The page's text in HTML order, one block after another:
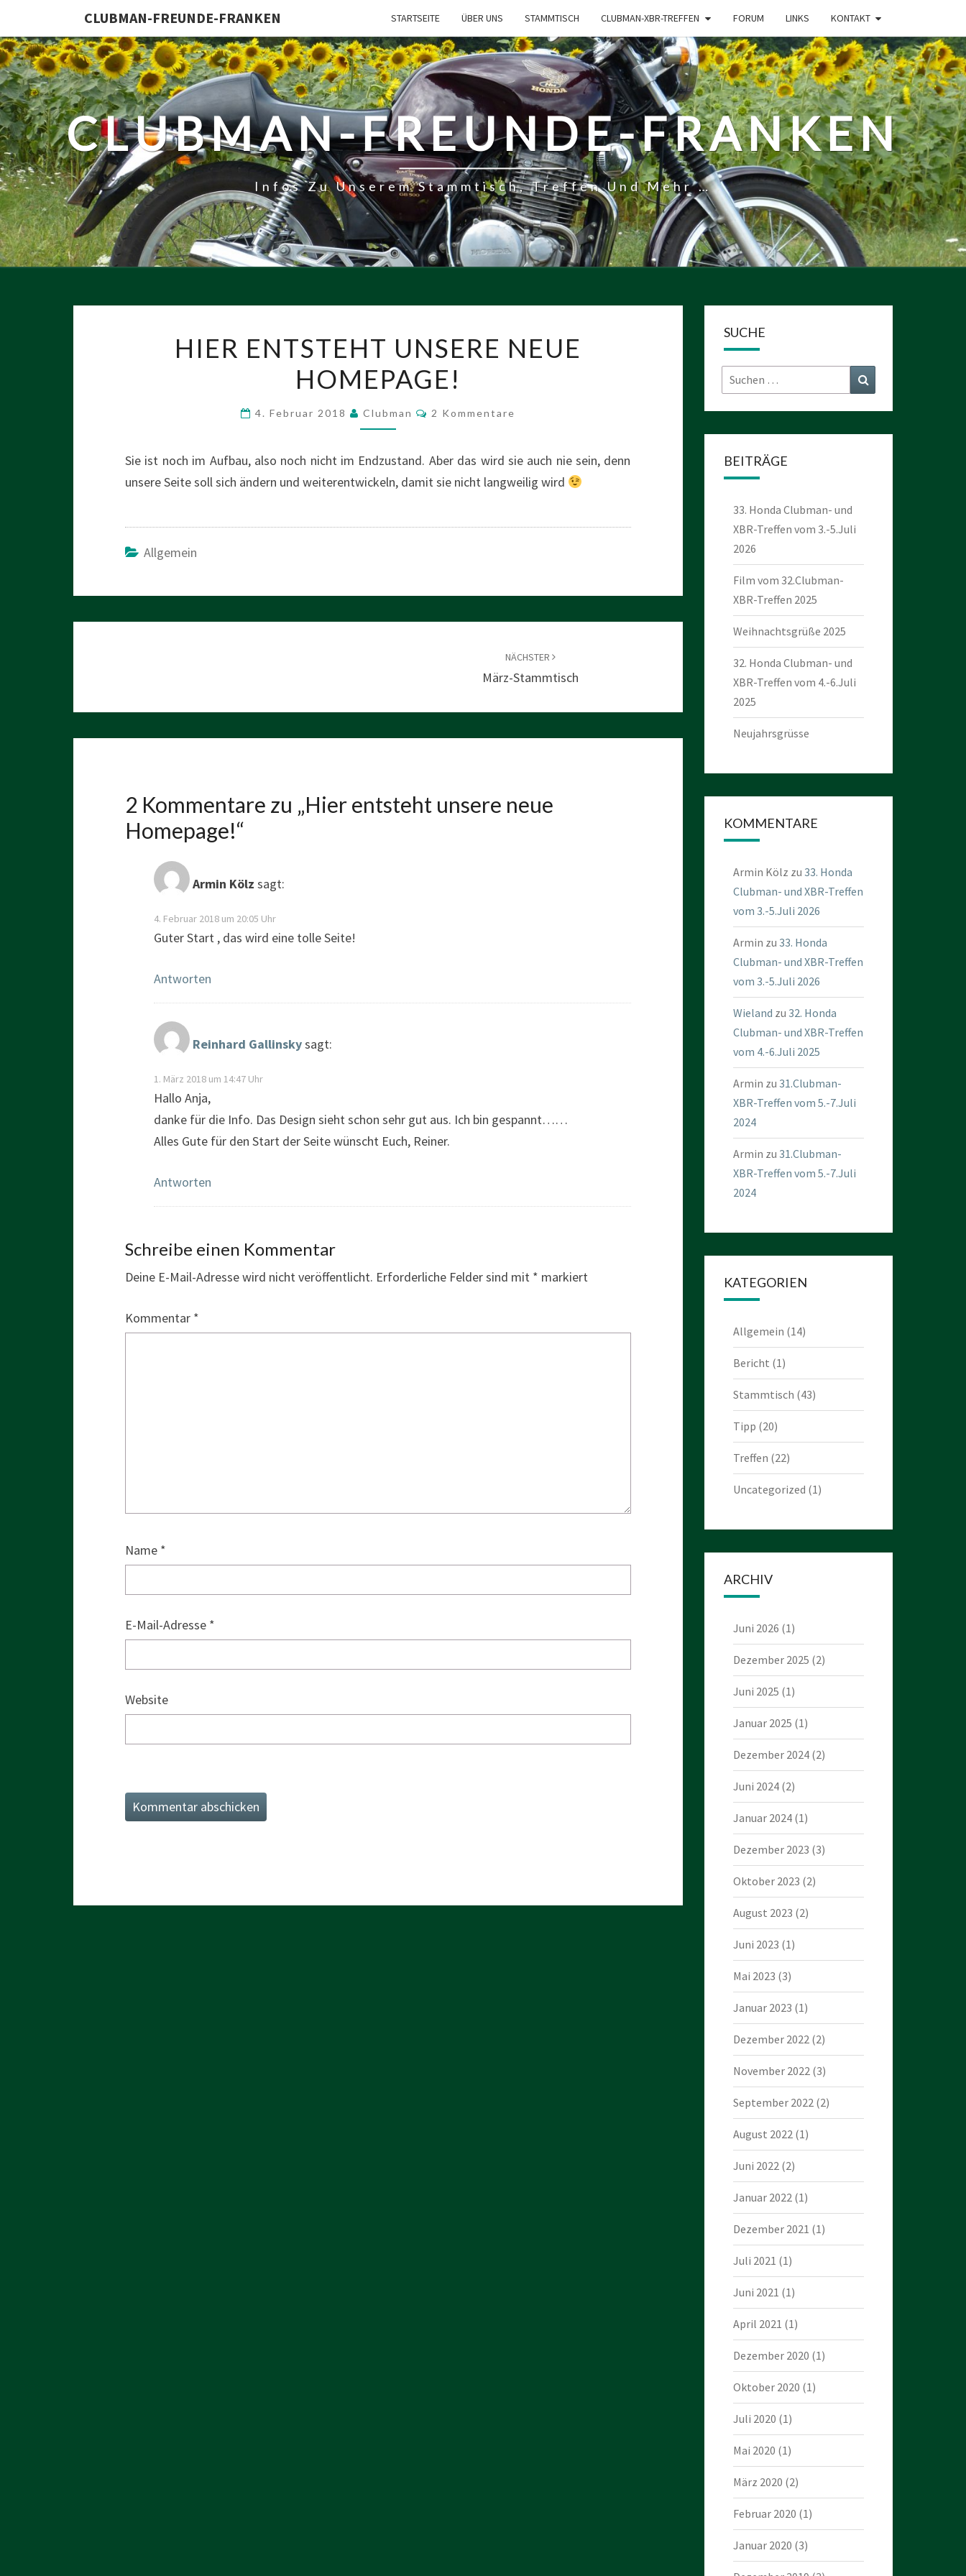
CLUBMAN-FREUNDE-FRANKEN STARTSEITE ÜBER UNS STAMMTISCH CLUBMAN-XBR-TREFFEN FORUM LINKS KONTAKT
CLUBMAN-FREUNDE-FRANKEN
Infos Zu Unserem Stammtisch, Treffen Und Mehr …
ENTSTEHT
UNSERE
NEUE
HOMEPAGE!
HIER ENTSTEHT UNSERE NEUE
HOMEPAGE!
4. Februar 2018 Clubman Kommentare
2 Kommentare
Sie ist noch im Aufbau, also noch nicht im Endzustand. Aber das wird sie auch nie sein, denn
unsere Seite soll sich ändern und weiterentwickeln, damit sie nicht langweilig wird
Allgemein
NÄCHSTER
März-Stammtisch
2 Kommentare zu „Hier entsteht unsere neue
Homepage!“
Armin Kölz sagt:
4. Februar 2018 um 20:05 Uhr
Guter Start , das wird eine tolle Seite!
Antworten
Reinhard Gallinskysagt:
1. März 2018 um 14:47 Uhr
Hallo Anja,
danke für die Info. Das Design sieht schon sehr gut aus. Ich bin gespannt……
Alles Gute für den Start der Seite wünscht Euch, Reiner.
Antworten
Schreibe einen Kommentar
Deine E-Mail-Adresse wird nicht veröffentlicht. Erforderliche Felder sind mit * markiert
Kommentar *
Name *
E-Mail-Adresse *
Website
SUCHE
Suchen
nach:
BEITRÄGE
33. Honda Clubman- und
XBR-Treffen vom 3.-5.Juli
2026
Film vom 32.Clubman-
XBR-Treffen 2025
Weihnachtsgrüße 2025
32. Honda Clubman- und
XBR-Treffen vom 4.-6.Juli
2025
Neujahrsgrüsse
KOMMENTARE
Armin Kölz zu 33. Honda
Clubman- und XBR-Treffen
vom 3.-5.Juli 2026
Armin zu 33. Honda
Clubman- und XBR-Treffen
vom 3.-5.Juli 2026
Wieland zu 32. Honda
Clubman- und XBR-Treffen
vom 4.-6.Juli 2025
Armin zu 31.Clubman-
XBR-Treffen vom 5.-7.Juli
2024
Armin zu 31.Clubman-
XBR-Treffen vom 5.-7.Juli
2024
KATEGORIEN
Allgemein (14)
Bericht (1)
Stammtisch (43)
Tipp (20)
Treffen (22)
Uncategorized (1)
ARCHIV
Juni 2026 (1)
Dezember 2025 (2)
Juni 2025 (1)
Januar 2025 (1)
Dezember 2024(2)
Juni 2024(2)
Januar 2024(1)
Dezember 2023 (3)
Oktober 2023 (2)
August 2023 (2)
Juni 2023 (1)
Mai 2023 (3)
Januar 2023 (1)
Dezember 2022(2)
November 2022(3)
September 2022(2)
August 2022(1)
Juni 2022(2)
Januar 2022(1)
Dezember 2021 (1)
Juli 2021 (1)
Juni 2021 (1)
April 2021 (1)
Dezember 2020 (1)
Oktober 2020 (1)
Juli 2020 (1)
Mai 2020 (1)
März 2020 (2)
Februar 2020 (1)
Januar 2020 (3)